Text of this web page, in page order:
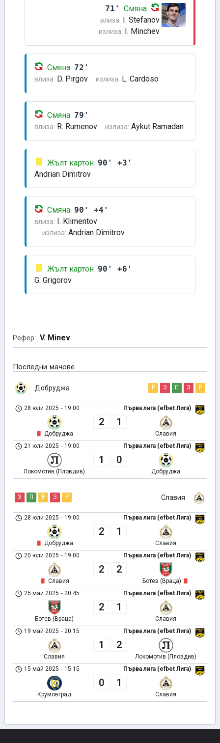
71' Смяна
влиза: I. Stefanov
излиза: I. Minchev
Смяна 72'
влиза: D. Pirgov излиза: L. Cardoso
Смяна 79'
влиза: R. Rumenov излиза: Aykut Ramadan
Жълт картон 90' +3'
Andrian Dimitrov
Смяна 90' +4'
влиза: I. Klimentov
излиза: Andrian Dimitrov
Жълт картон 90' +6'
G. Grigorov
Рефер: V. Minev
Последни мачове
Добруджа Р З П З Р
Първа лига (efbet Лига)
28 юли 2025 - 19:00
Добруджа
2 1
Славия
Първа лига (efbet Лига)
21 юли 2025 - 19:00
Локомотив (Пловдив)
1 0
Добруджа
Славия
З П Р З Р
Първа лига (efbet Лига)
28 юли 2025 - 19:00
Добруджа
2 1
Славия
Първа лига (efbet Лига)
20 юли 2025 - 19:00
Славия
2 2
Ботев (Враца)
Първа лига (efbet Лига)
25 май 2025 - 20:45
Ботев (Враца)
2 1
Славия
Първа лига (efbet Лига)
19 май 2025 - 20:15
Славия
1 2
Локомотив (Пловдив)
Първа лига (efbet Лига)
15 май 2025 - 15:15
Крумовград
0 1
Славия